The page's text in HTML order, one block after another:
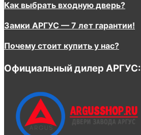
Как выбрать входную дверь?
Замки АРГУС — 7 лет гарантии!
Почему стоит купить у нас?
Официальный дилер АРГУС: